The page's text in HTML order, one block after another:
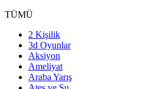
TÜMÜ
2 Kişilik
3d Oyunlar
Aksiyon
Ameliyat
Araba Yarış